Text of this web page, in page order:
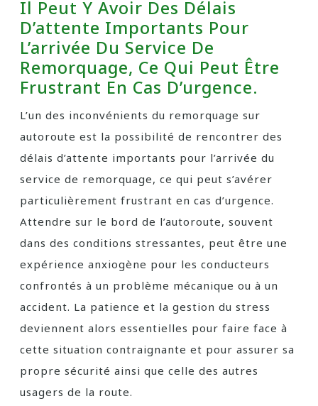
Il Peut Y Avoir Des Délais
D’attente Importants Pour
L’arrivée Du Service De
Remorquage, Ce Qui Peut Être
Frustrant En Cas D’urgence.
L’un des inconvénients du remorquage sur
autoroute est la possibilité de rencontrer des
délais d’attente importants pour l’arrivée du
service de remorquage, ce qui peut s’avérer
particulièrement frustrant en cas d’urgence.
Attendre sur le bord de l’autoroute, souvent
dans des conditions stressantes, peut être une
expérience anxiogène pour les conducteurs
confrontés à un problème mécanique ou à un
accident. La patience et la gestion du stress
deviennent alors essentielles pour faire face à
cette situation contraignante et pour assurer sa
propre sécurité ainsi que celle des autres
usagers de la route.